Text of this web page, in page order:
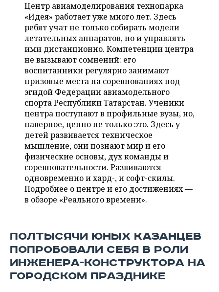
ОТКРЫТАЯ ЛЕКЦИЯ
БАСКЕТБОЛ
ВОЛЕЙБОЛ
КИБЕРСПОРТ
ФИГУРНОЕ КАТАНИЕ
ВОДНЫЕ ВИДЫ СПОРТА
ХОККЕЙ С МЯЧОМ
ИНФРАСТРУКТУРА
ИСТОРИЯ
КУЛЬТУРА
МЕДИЦИНА
ОБРАЗОВАНИЕ
ПРОИСШЕСТВИЯ
СПРАВОЧНИК
СПИСОК ПЕРСОН
СПИСОК КОМПАНИЙ
ПОЛНАЯ ВЕРСИЯ
Центр авиамоделирования технопарка
«Идея» работает уже много лет. Здесь
ребят учат не только собирать модели
летательных аппаратов, но и управлять
ими дистанционно. Компетенции центра
не вызывают сомнений: его
воспитанники регулярно занимают
призовые места на соревнованиях под
эгидой Федерации авиамодельного
спорта Республики Татарстан. Ученики
центра поступают в профильные вузы, но,
наверное, ценно не только это. Здесь у
детей развивается техническое
мышление, они познают мир и его
физические основы, дух команды и
соревновательности. Развиваются
одновременно и хард-, и софт-скилы.
Подробнее о центре и его достижениях —
в обзоре «Реального времени».
ПОЛТЫСЯЧИ ЮНЫХ КАЗАНЦЕВ
ПОПРОБОВАЛИ СЕБЯ В РОЛИ
ИНЖЕНЕРА-КОНСТРУКТОРА НА
ГОРОДСКОМ ПРАЗДНИКЕ